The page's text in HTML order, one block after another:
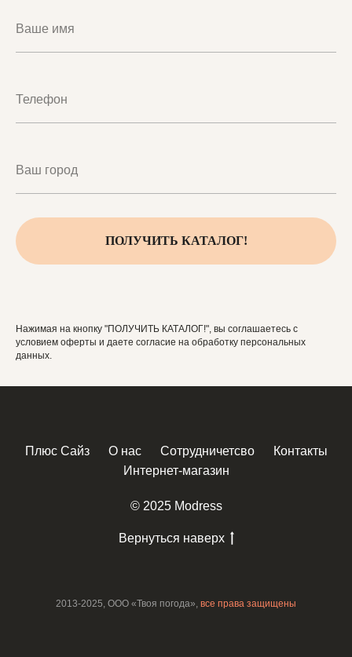
ПОЛУЧИТЬ КАТАЛОГ!
Нажимая на кнопку "ПОЛУЧИТЬ КАТАЛОГ!", вы соглашаетесь с
условием оферты и даете согласие на обработку персональных
данных.
Плюс Сайз О нас Сотрудничетсво
Контакты
Интернет-магазин
© 2025 Modress
Вернуться наверх
2013-2025, ООО «Твоя погода», все права защищены